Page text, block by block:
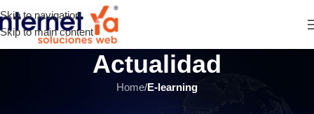
Skip to navigation
Skip to main content
Actualidad
Home/E-learning
ÚLTIMOS ARTÍCULOS